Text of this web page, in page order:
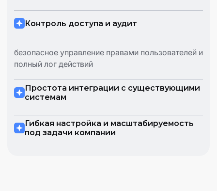
Контроль доступа и аудит
безопасное управление правами пользователей и
полный лог действий
Простота интеграции с существующими
системам
Гибкая настройка и масштабируемость
под задачи компании